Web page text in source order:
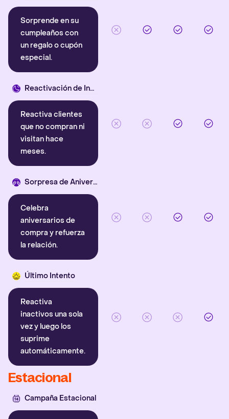
Sorprende en su
cumpleaños con
un regalo o cupón
especial.
Reactivación de Inactivos
Reactiva clientes
que no compran ni
visitan hace
meses.
Sorpresa de Aniversario
Celebra
aniversarios de
compra y refuerza
la relación.
Último Intento
Reactiva
inactivos una sola
vez y luego los
suprime
automáticamente.
Estacional
Campaña Estacional